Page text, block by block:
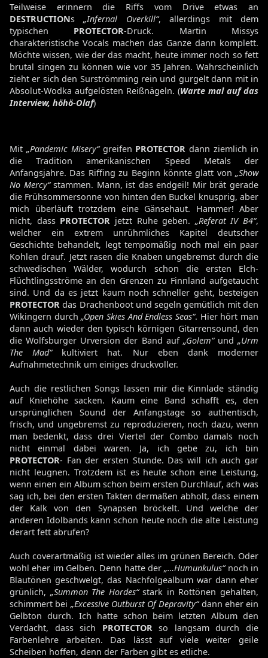
Teilweise erinnern die Riffs vom Drive etwas an
DESTRUCTIONs„Infernal Overkill“, allerdings mit dem
typischen PROTECTOR-Druck. Martin Missys
charakteristische Vocals machen das Ganze dann komplett.
Möchte wissen, wie der das macht, heute immer noch so fett
brutal singen zu können wie vor 35 Jahren. Wahrscheinlich
zieht er sich den Surströmming rein und gurgelt dann mit in
Absolut-Wodka aufgelösten Reißnägeln. (Warte mal auf das
Interview, höhö-Olaf)
Mit „Pandemic Misery“greifen PROTECTOR dann ziemlich in
die Tradition amerikanischen Speed Metals der
Anfangsjahre. Das Riffing zu Beginn könnte glatt von „Show
No Mercy“stammen. Mann, ist das endgeil! Mir brät gerade
die Frühsommersonne von hinten den Buckel knusprig, aber
mich überläuft trotzdem eine Gänsehaut. Hammer! Aber
nicht, dass PROTECTOR jetzt Ruhe geben. „Referat IV B4“,
welcher ein extrem unrühmliches Kapitel deutscher
Geschichte behandelt, legt tempomäßig noch mal ein paar
Kohlen drauf. Jetzt rasen die Knaben ungebremst durch die
schwedischen Wälder, wodurch schon die ersten Elch-
Flüchtlingsströme an den Grenzen zu Finnland aufgetaucht
sind. Und da es jetzt kaum noch schneller geht, besteigen
PROTECTOR das Drachenboot und segeln gemütlich mit den
Wikingern durch„Open Skies And Endless Seas“. Hier hört man
dann auch wieder den typisch körnigen Gitarrensound, den
die Wolfsburger Urversion der Band auf „Golem“und „Urm
The Mad“kultiviert hat. Nur eben dank moderner
Aufnahmetechnik um einiges druckvoller.
Auch die restlichen Songs lassen mir die Kinnlade ständig
auf Kniehöhe sacken. Kaum eine Band schafft es, den
ursprünglichen Sound der Anfangstage so authentisch,
frisch, und ungebremst zu reproduzieren, noch dazu, wenn
man bedenkt, dass drei Viertel der Combo damals noch
nicht einmal dabei waren. Ja, ich gebe zu, ich bin
PROTECTOR- Fan der ersten Stunde. Das will ich auch gar
nicht leugnen. Trotzdem ist es heute schon eine Leistung,
wenn einen ein Album schon beim ersten Durchlauf, ach was
sag ich, bei den ersten Takten dermaßen abholt, dass einem
der Kalk von den Synapsen bröckelt. Und welche der
anderen Idolbands kann schon heute noch die alte Leistung
derart fett abrufen?
Auch coverartmäßig ist wieder alles im grünen Bereich. Oder
wohl eher im Gelben. Denn hatte der„…Humunkulus“noch in
Blautönen geschwelgt, das Nachfolgealbum war dann eher
grünlich, „Summon The Hordes“stark in Rottönen gehalten,
schimmert bei „Excessive Outburst Of Depravity“dann eher ein
Gelbton durch. Ich hatte schon beim letzten Album den
Verdacht, dass sich PROTECTOR so langsam durch die
Farbenlehre arbeiten. Das lässt auf viele weiter geile
Scheiben hoffen, denn der Farben gibt es etliche.